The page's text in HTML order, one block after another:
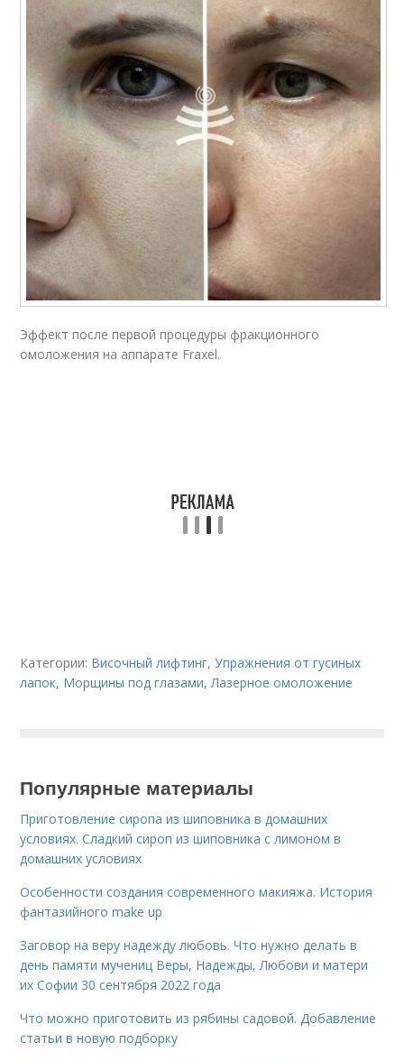
Эффект после первой процедуры фракционного
омоложения на аппарате Fraxel.
Категории: Височный лифтинг,Упражнения от гусиных
лапок, Морщины под глазами, Лазерное омоложение
Популярные материалы
Приготовление сиропа из шиповника в домашних
условиях. Сладкий сироп из шиповника с лимоном в
домашних условиях
Особенности создания современного макияжа. История
фантазийного make up
Заговор на веру надежду любовь. Что нужно делать в
день памяти мучениц Веры, Надежды, Любови и матери
их Софии 30 сентября 2022 года
Что можно приготовить из рябины садовой. Добавление
статьи в новую подборку